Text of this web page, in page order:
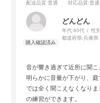
配送品質:普通 対応品質:普通
どんどん
年代:60代 性
都道府県:兵庫県
音が響き過ぎて近所に聞こ
明らかに音量が下がり、
では全く聞こえなくなり
の練習ができます。